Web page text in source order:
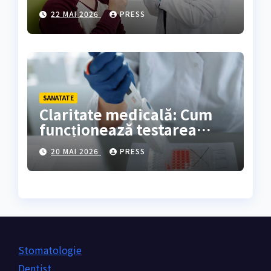
rezultate oferă?
22 MAI 2026 PRESS
SANATATE
Claritate medicală: Cum
funcționează testarea
genetică și cine are
nevoie de ea?
20 MAI 2026 PRESS
Stomatologie
Dentist